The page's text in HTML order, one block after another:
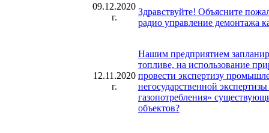
09.12.2020
г.
Здравствуйте! Объясните
радио управление демонтажа
12.11.2020
г.
Нашим предприятием
топливе, на использование
провести экспертизу
негосударственной
газопотребления»
объектов?